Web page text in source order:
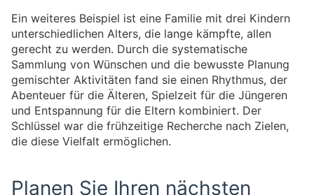
Ein weiteres Beispiel ist eine Familie mit drei Kindern
unterschiedlichen Alters, die lange kämpfte, allen
gerecht zu werden. Durch die systematische
Sammlung von Wünschen und die bewusste Planung
gemischter Aktivitäten fand sie einen Rhythmus, der
Abenteuer für die Älteren, Spielzeit für die Jüngeren
und Entspannung für die Eltern kombiniert. Der
Schlüssel war die frühzeitige Recherche nach Zielen,
die diese Vielfalt ermöglichen.
Planen Sie Ihren nächsten